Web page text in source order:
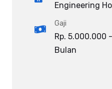
Engineering
Gaji
Rp. 5.000.000
Bulan